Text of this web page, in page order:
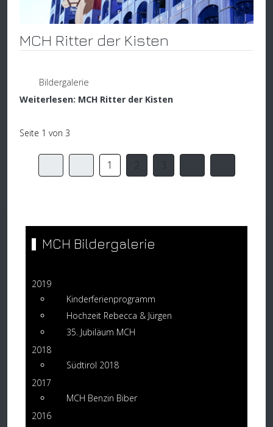
MCH Ritter der Kisten
Bildergalerie
Weiterlesen: MCH Ritter der Kisten
Seite 1 von 3
1 2 3
MCH Bildergalerie
2019
Kinderferienprogramm
Hochzeit Rebecca & Jürgen
35. Jubiläum MCH
2018
Südtirol 2018
2017
MCH Benzin Biber
2016